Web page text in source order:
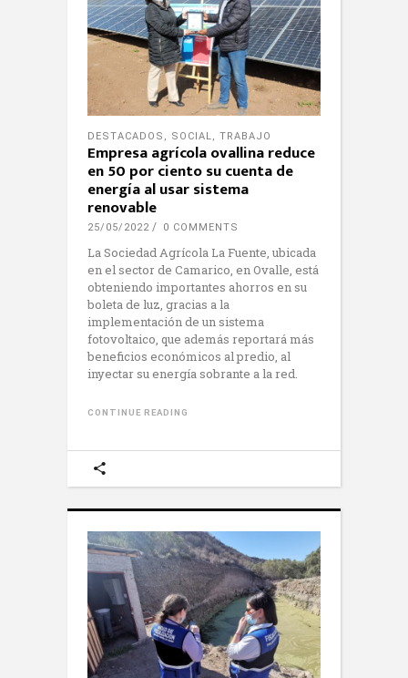
DESTACADOS , SOCIAL, TRABAJO
Empresa agrícola ovallina reduce
en 50 por ciento su cuenta de
energía al usar sistema
renovable
25/05/2022 0 COMMENTS
La Sociedad Agrícola La Fuente, ubicada
en el sector de Camarico, en Ovalle, está
obteniendo importantes ahorros en su
boleta de luz, gracias a la
implementación de un sistema
fotovoltaico, que además reportará más
beneficios económicos al predio, al
inyectar su energía sobrante a la red.
CONTINUE READING